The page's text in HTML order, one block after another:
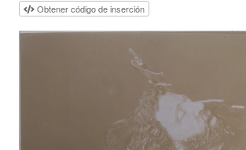
Obtener código de inserción